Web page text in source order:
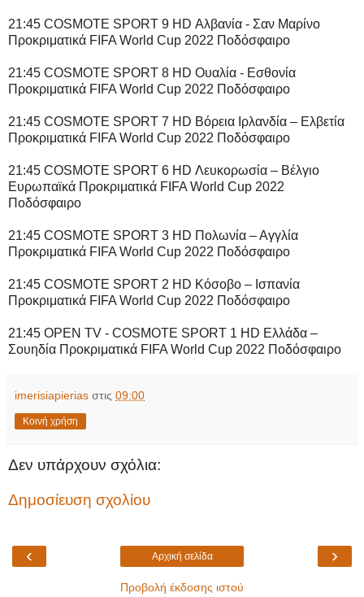
21:45 COSMOTE SPORT 9 HD Αλβανία - Σαν Μαρίνο
Προκριματικά FIFA World Cup 2022 Ποδόσφαιρο
21:45 COSMOTE SPORT 8 HD Ουαλία - Εσθονία
Προκριματικά FIFA World Cup 2022 Ποδόσφαιρο
21:45 COSMOTE SPORT 7 HD Βόρεια Ιρλανδία – Ελβετία
Προκριματικά FIFA World Cup 2022 Ποδόσφαιρο
21:45 COSMOTE SPORT 6 HD Λευκορωσία – Βέλγιο
Ευρωπαϊκά Προκριματικά FIFA World Cup 2022
Ποδόσφαιρο
21:45 COSMOTE SPORT 3 HD Πολωνία – Αγγλία
Προκριματικά FIFA World Cup 2022 Ποδόσφαιρο
21:45 COSMOTE SPORT 2 HD Κόσοβο – Ισπανία
Προκριματικά FIFA World Cup 2022 Ποδόσφαιρο
21:45 OPEN TV - COSMOTE SPORT 1 HD Ελλάδα –
Σουηδία Προκριματικά FIFA World Cup 2022 Ποδόσφαιρο
imerisiapierias στις 09:00
Κοινή χρήση
Δεν υπάρχουν σχόλια:
Δημοσίευση σχολίου
‹ ›
Αρχική σελίδα
Προβολή έκδοσης ιστού